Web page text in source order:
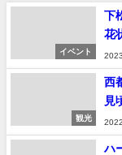
イベント
下
花
観光
西
見
ハ